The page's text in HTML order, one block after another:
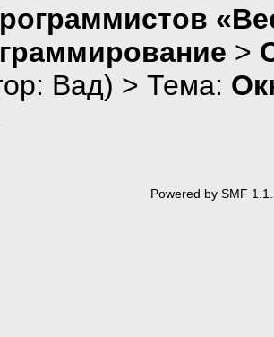
CRgn rgn;
//эта должна делать
// Привязываем
>
Вад) > Тема:
Powered by SMF